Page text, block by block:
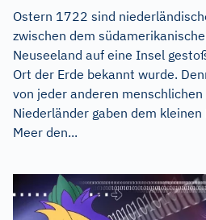
Ostern 1722 sind
zwischen dem
Neuseeland auf eine Insel
Ort der Erde bekannt wurde.
von jeder anderen
Niederländer gaben dem
Meer den...